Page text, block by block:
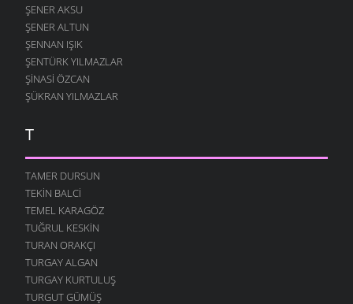
ŞENER AKSU
ŞENER ALTUN
ŞENNAN IŞIK
ŞENTÜRK YILMAZLAR
ŞINASI ÖZCAN
ŞÜKRAN YILMAZLAR
T
TAMER DURSUN
TEKIN BALCI
TEMEL KARAGÖZ
TUĞRUL KESKIN
TURAN ORAKÇI
TURGAY ALGAN
TURGAY KURTULUŞ
TURGUT GÜMÜŞ